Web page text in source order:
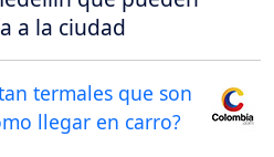
a la ciudad